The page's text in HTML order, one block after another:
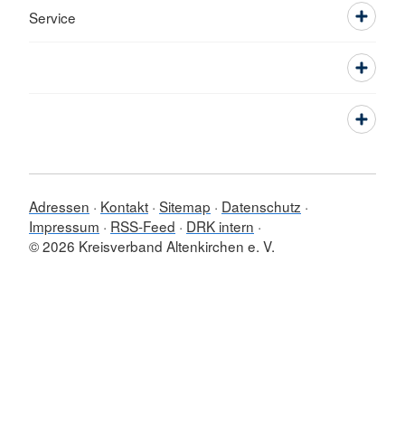
Service
Adressen Kontakt Sitemap
Datenschutz
Impressum
RSS-Feed
DRK intern
© 2026 Kreisverband Altenkirchen e. V.